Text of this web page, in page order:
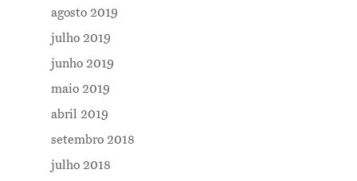
agosto 2019
julho 2019
junho 2019
maio 2019
abril 2019
setembro 2018
julho 2018